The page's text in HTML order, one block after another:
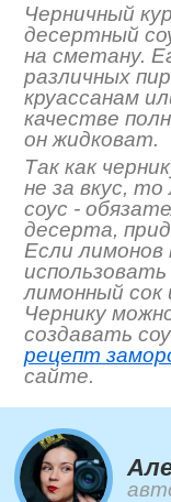
Черничный
десертный
на сметану.
различных
круассанам
качестве
он жидковат.
Так как
не за вкус,
соус -
десерта,
Если
лимонный сок
Чернику
создавать
рецепт
сайте.